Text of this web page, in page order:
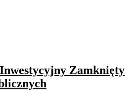
Zamknięty